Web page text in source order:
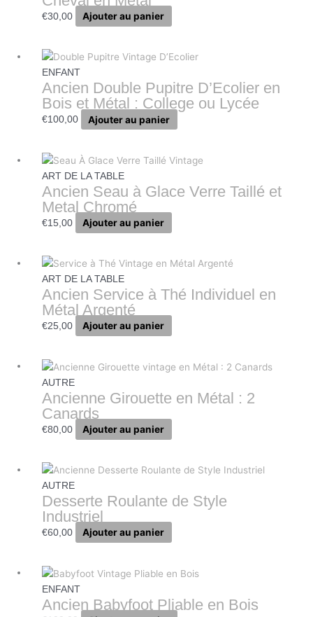
€30,00 Ajouter au panier
ENFANT
Ancien Double Pupitre D’Ecolier en
Bois et Métal : College ou Lycée
€100,00 Ajouter au panier
ART DE LA TABLE
Ancien Seau à Glace Verre Taillé et
Metal Chromé
€15,00 Ajouter au panier
ART DE LA TABLE
Ancien Service à Thé Individuel en
Métal Argenté
€25,00 Ajouter au panier
AUTRE
Ancienne Girouette en Métal : 2
Canards
€80,00 Ajouter au panier
AUTRE
Desserte Roulante de Style
Industriel
€60,00 Ajouter au panier
ENFANT
Ancien Babyfoot Pliable en Bois